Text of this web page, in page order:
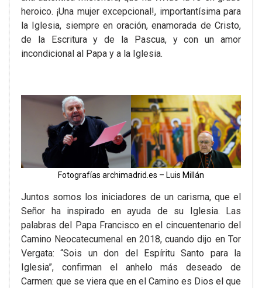
heroico. ¡Una mujer excepcional!, importantísima para
la Iglesia, siempre en oración, enamorada de Cristo,
de la Escritura y de la Pascua, y con un amor
incondicional al Papa y a la Iglesia.
Fotografías archimadrid.es – Luis Millán
Juntos somos los iniciadores de un carisma, que el
Señor ha inspirado en ayuda de su Iglesia. Las
palabras del Papa Francisco en el cincuentenario del
Camino Neocatecumenal en 2018, cuando dijo en Tor
Vergata: “Sois un don del Espíritu Santo para la
Iglesia”, confirman el anhelo más deseado de
Carmen: que se viera que en el Camino es Dios el que